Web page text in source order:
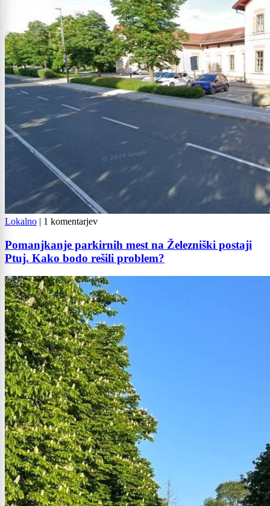
Lokalno | 1 komentarjev
Pomanjkanje parkirnih mest na Železniški postaji
Ptuj. Kako bodo rešili problem?